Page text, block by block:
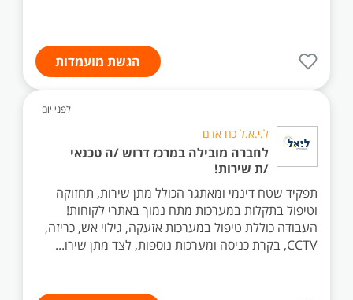
הגשת מועמדות
לפני יום
ל.י.א.ל כח אדם
לחברה מובילה במרכז דרוש /ה טכנאי
/ת שירות!
תפקיד שטח דינמי ומאתגר הכולל מתן שירות, תחזוקה
וטיפול בתקלות במערכות מתח נמוך באתרי לקוחות!
העבודה כוללת טיפול במערכות אזעקה, גילוי אש, כריזה,
CCTV, בקרת כניסה ומערכות נוספות, לצד מתן שירו...